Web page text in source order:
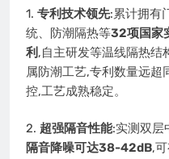
1. 专利技术领先:累计拥有
统、防潮隔热等32项国家
利 ,自主研发等温线隔热结
属防潮工艺,专利数量远超
控,工艺成熟稳定。
2. 超强隔音性能:实测双层
隔音降噪可达38-42dB,